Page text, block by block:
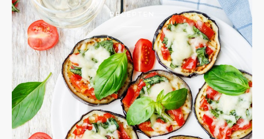
RECEPTEN